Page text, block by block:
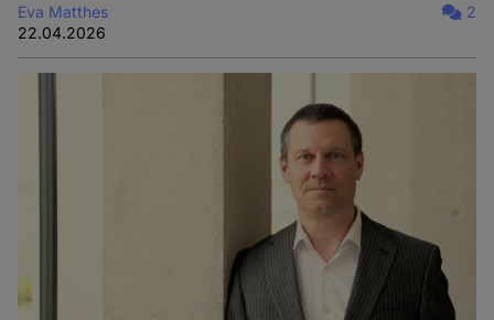
Eva Matthes
22.04.2026
2